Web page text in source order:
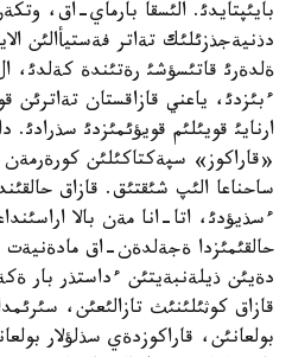
بايئپتايدئ. الئسقا بارماي-اق،
دذنيةجذزئلئك تةاتر فةستيأالئن
ةلدةرئ قاتئسؤشئ رةتئندة كةلدئ،
ءبئزدئ، ياعني قازاقستان تةاترئن
ارنايئ قويئلئم قويؤئمئزدئ سذرادئ.
«قاراكوز» سپةكتاكئلئن
ساحناعا الئپ شئقتئق. قازاق
ءسذيؤدئ، اتا-انا مةن بالا
حالقئمئزدا ةجةلدةن-اق مادةنيةت
دةيئن ذيلةنبةيتئن ءداستذر بار
قازاق كوثئلئنئث تازالئعئن،
بولعانئن، قاراكوزدةي سذلؤلار